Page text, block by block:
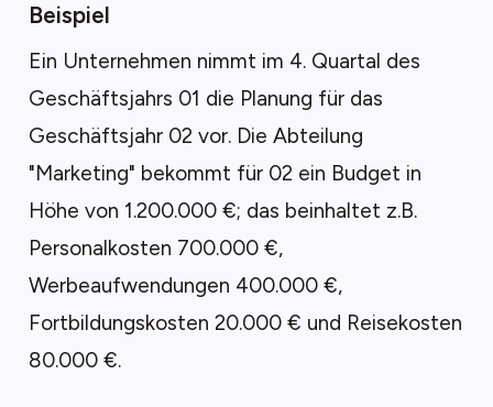
Beispiel
Ein Unternehmen nimmt im 4. Quartal des
Geschäftsjahrs 01 die Planung für das
Geschäftsjahr 02 vor. Die Abteilung
"Marketing" bekommt für 02 ein Budget in
Höhe von 1.200.000 €; das beinhaltet z.B.
Personalkosten 700.000 €,
Werbeaufwendungen 400.000 €,
Fortbildungskosten 20.000 € und Reisekosten
80.000 €.